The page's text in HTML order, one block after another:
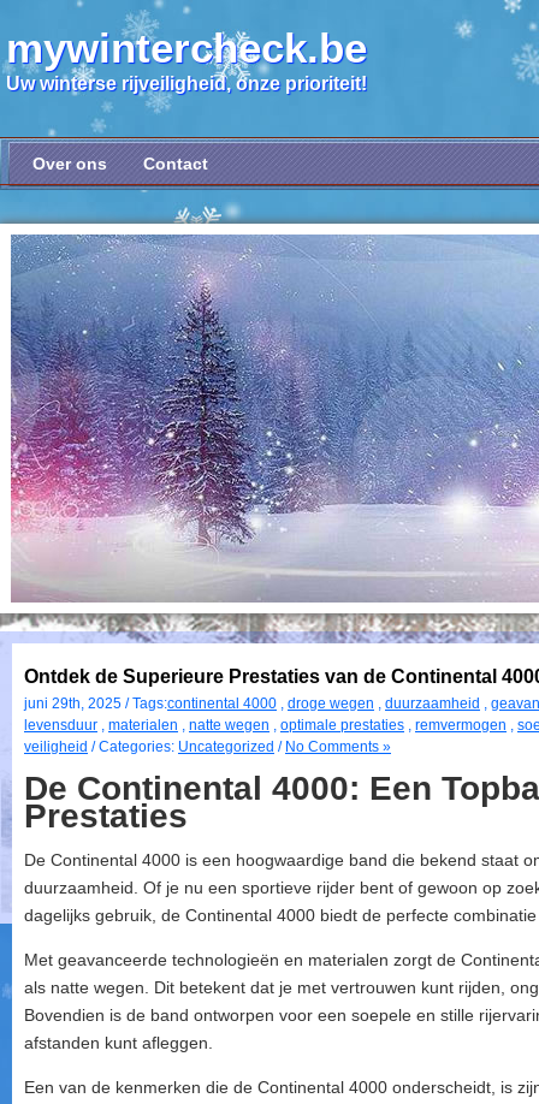
mywintercheck.be
Uw winterse rijveiligheid, onze prioriteit!
Over ons Contact
Ontdek de Superieure Prestaties van de Continental
juni 29th, 2025 / Tags:continental 4000 , droge wegen , duurzaamheid ,
levensduur , materialen , natte wegen , optimale prestaties , remvermogen ,
veiligheid / Categories: Uncategorized / No Comments »
De Continental 4000: Een
Prestaties
De Continental 4000 is een hoogwaardige band die bekend staat
duurzaamheid. Of je nu een sportieve rijder bent of gewoon op
dagelijks gebruik, de Continental 4000 biedt de perfecte
Met geavanceerde technologieën en materialen zorgt de
als natte wegen. Dit betekent dat je met vertrouwen kunt rijden,
Bovendien is de band ontworpen voor een soepele en stille
afstanden kunt afleggen.
Een van de kenmerken die de Continental 4000 onderscheidt, is